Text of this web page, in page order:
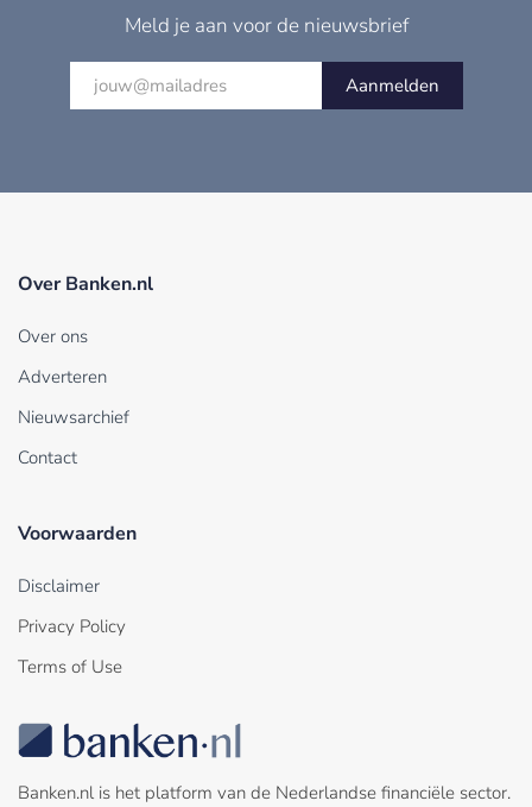
Meld je aan voor de nieuwsbrief
Aanmelden
Over Banken.nl
Over ons
Adverteren
Nieuwsarchief
Contact
Voorwaarden
Disclaimer
Privacy Policy
Terms of Use
Banken.nl is het platform van de Nederlandse financiële sector.